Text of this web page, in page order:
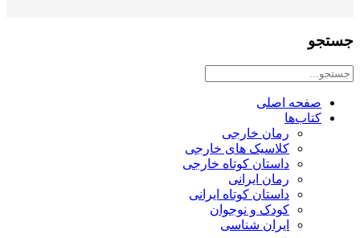
جستجو
صفحه اصلی
کتاب‌ها
رمان خارجی
کلاسیک های خارجی
داستان کوتاه خارجی
رمان ایرانی
داستان کوتاه ایرانی
کودک و نوجوان
ایران شناسی